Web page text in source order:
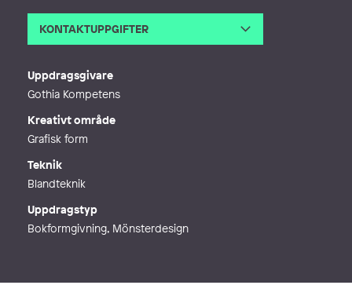
KONTAKTUPPGIFTER
Uppdragsgivare
Gothia Kompetens
Kreativt område
Grafisk form
Teknik
Blandteknik
Uppdragstyp
Bokformgivning, Mönsterdesign